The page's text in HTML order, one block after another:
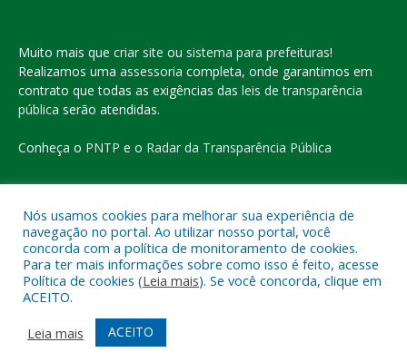
Muito mais que criar site ou sistema para prefeituras!
Realizamos uma assessoria completa, onde garantimos em
contrato que todas as exigências das leis de transparência
pública serão atendidas.
Conheça o PNTP e o Radar da Transparência Pública
Todos os direitos reservados a Prefeitura Municipal de Eldorado
do Carajás
Mapa do Site
Acessar o Webmail
Nós usamos cookies para melhorar sua experiência de
navegação no portal. Ao utilizar nosso portal, você
concorda com a política de monitoramento de cookies.
Para ter mais informações sobre como isso é feito, acesse
Política de cookies (Leia mais). Se você concorda, clique em
ACEITO.
Leia mais
ACEITO